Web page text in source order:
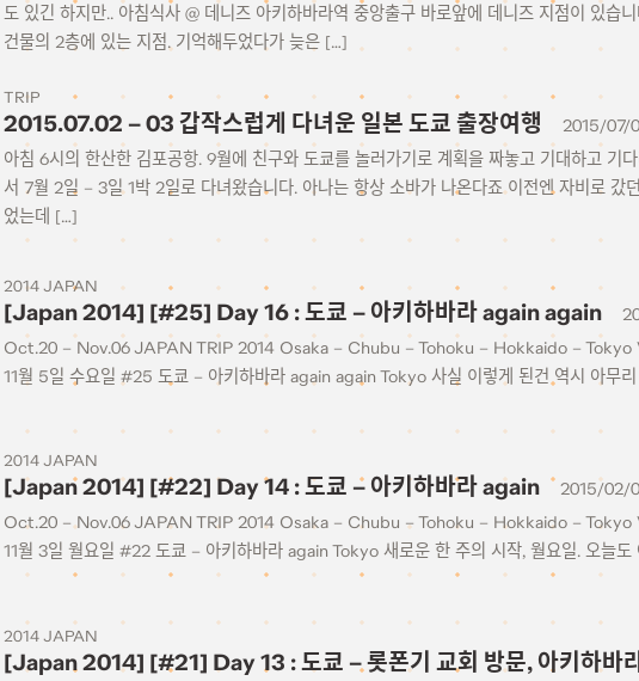
도 있긴 하지만.. 아침식사 @ 데니즈 아키하바라역 중앙출구 바로앞에 데니즈 지점이 있습
건물의 2층에 있는 지점. 기억해두었다가 늦은 […]
TRIP
2015.07.02 – 03 갑작스럽게 다녀운 일본 도쿄 출장여행
2015/07/
아침 6시의 한산한 김포공항. 9월에 친구와 도쿄를 놀러가기로 계획을 짜놓고 기대하고 기
서 7월 2일 – 3일 1박 2일로 다녀왔습니다. 아나는 항상 소바가 나온다죠 이전엔 자비로 갔
었는데 […]
2014 JAPAN
[Japan 2014] [#25] Day 16 : 도쿄 – 아키하바라 again again
Oct.20 – Nov.06 JAPAN TRIP 2014 Osaka – Chubu – Tohoku – Hokkaido –
11월 5일 수요일 #25 도쿄 – 아키하바라 again again Tokyo 사실 이렇게 된건 역시 아무
2014 JAPAN
[Japan 2014] [#22] Day 14 : 도쿄 – 아키하바라 again
2015/02/
Oct.20 – Nov.06 JAPAN TRIP 2014 Osaka – Chubu – Tohoku – Hokkaido –
11월 3일 월요일 #22 도쿄 – 아키하바라 again Tokyo 새로운 한 주의 시작, 월요일. 오늘
2014 JAPAN
[Japan 2014] [#21] Day 13 : 도쿄 – 롯폰기 교회 방문, 아키하바